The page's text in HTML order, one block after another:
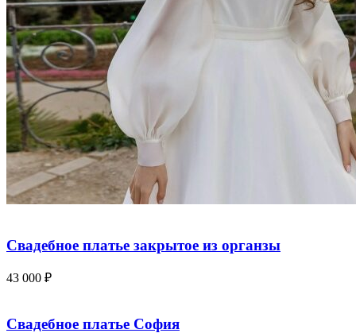
Свадебное платье закрытое из органзы
43 000 ₽
Свадебное платье София